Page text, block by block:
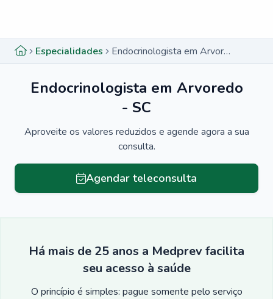
Especialidades Endocrinologista em Arvoredo - SC
Endocrinologista em Arvoredo
- SC
Aproveite os valores reduzidos e agende agora a sua
consulta.
Agendar teleconsulta
Há mais de 25 anos a Medprev facilita
seu acesso à saúde
O princípio é simples: pague somente pelo serviço